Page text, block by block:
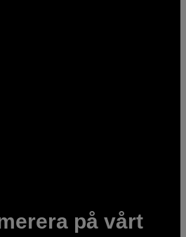
på vårt